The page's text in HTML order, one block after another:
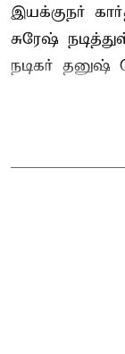
இயக்குநர்
சுரேஷ்
நடிகர் தனுஷ்